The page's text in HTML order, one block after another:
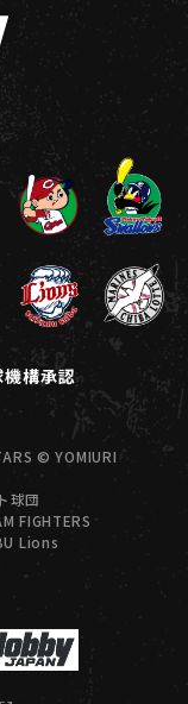
構承認
© YOMIURI
球団
FIGHTERS
Lions